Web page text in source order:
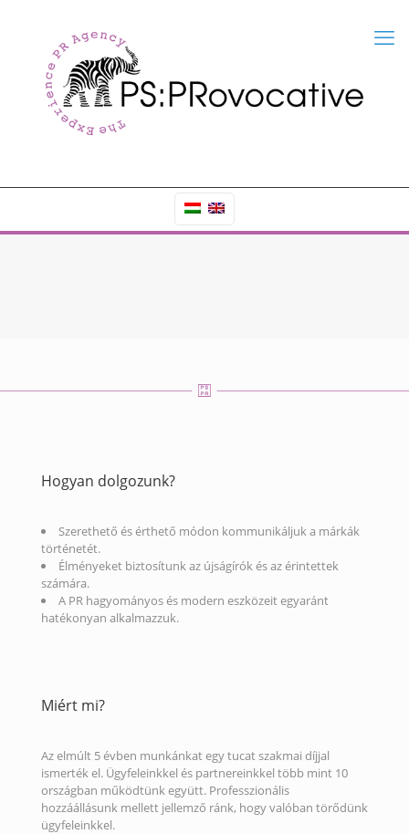
Hogyan dolgozunk?
Szerethető és érthető módon kommunikáljuk a márkák
történetét.
Élményeket biztosítunk az újságírók és az érintettek
számára.
A PR hagyományos és modern eszközeit egyaránt
hatékonyan alkalmazzuk.
Miért mi?
Az elmúlt 5 évben munkánkat egy tucat szakmai díjjal
ismerték el. Ügyfeleinkkel és partnereinkkel több mint 10
országban működtünk együtt. Professzionális
hozzáállásunk mellett jellemző ránk, hogy valóban törődünk
ügyfeleinkkel.